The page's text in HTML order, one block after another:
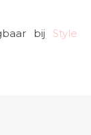
bij Style